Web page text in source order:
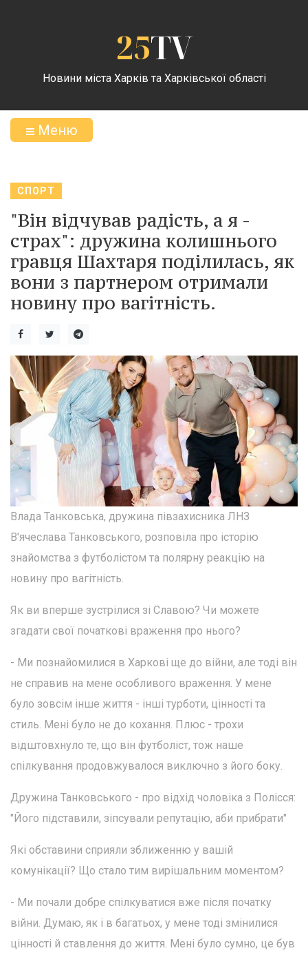
25TV
Новини міста Харків та Харківської області
Меню
СПОРТ
"Він відчував радість, а я -
страх": дружина колишнього
гравця Шахтаря поділилась, як
вони з партнером отримали
новину про вагітність.
Влада Танковська, дружина півзахисника ЛНЗ
В'ячеслава Танковського, розповіла про історію
знайомства з футболістом та полярну реакцію на
новину про вагітність.
Як ви вперше зустрілися зі Славою? Чи можете
згадати свої початкові враження про нього?
- Ми познайомилися в Харкові ще до війни, але тоді він
не справив на мене особливого враження. У мене
було зовсім інше життя - інші турботи, цінності та
стиль. Мені було не до кохання. Плюс - трохи
відштовхнуло те, що він футболіст, тож наше
спілкування продовжувалося виключно з його боку.
Дружина Танковського - про відхід чоловіка з Полісся:
"Його підставили, зіпсували репутацію, аби прибрати"
Які обставини сприяли зближенню у вашій
комунікації? Що стало тим вирішальним моментом?
- Ми почали добре спілкуватися вже після початку
війни. Думаю, як і в багатьох, у мене тоді змінилися
цінності й ставлення до життя. Мені було сумно, це був